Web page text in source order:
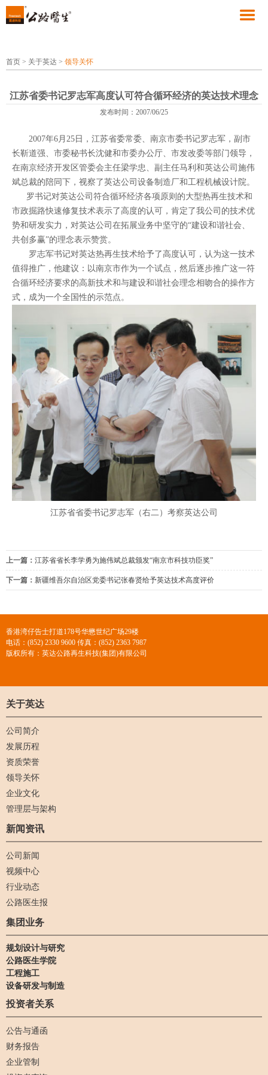
首页 > 关于英达 > 领导关怀
江苏省委书记罗志军高度认可符合循环经济的英达技术理念
发布时间：2007/06/25
2007年6月25日，江苏省委常委、南京市委书记罗志军，副市
长靳道强、市委秘书长沈健和市委办公厅、市发改委等部门领导，
在南京经济开发区管委会主任梁学忠、副主任马利和英达公司施伟
斌总裁的陪同下，视察了英达公司设备制造厂和工程机械设计院。
罗书记对英达公司符合循环经济各项原则的大型热再生技术和
市政掘路快速修复技术表示了高度的认可，肯定了我公司的技术优
势和研发实力，对英达公司在拓展业务中坚守的“建设和谐社会、
共创多赢”的理念表示赞赏。
罗志军书记对英达热再生技术给予了高度认可，认为这一技术
值得推广，他建议：以南京市作为一个试点，然后逐步推广这一符
合循环经济要求的高新技术和与建设和谐社会理念相吻合的操作方
式，成为一个全国性的示范点。
江苏省省委书记罗志军（右二）考察英达公司
上一篇： 江苏省省长李学勇为施伟斌总裁颁发“南京市科技功臣奖”
下一篇： 新疆维吾尔自治区党委书记张春贤给予英达技术高度评价
香港湾仔告士打道178号华懋世纪广场29楼
电话：(852) 2330 9600 传真：(852) 2363 7987
版权所有：英达公路再生科技(集团)有限公司
关于英达
公司简介
发展历程
资质荣誉
领导关怀
企业文化
管理层与架构
新闻资讯
公司新闻
视频中心
行业动态
公路医生报
集团业务
规划设计与研究
公路医生学院
工程施工
设备研发与制造
投资者关系
公告与通函
财务报告
企业管制